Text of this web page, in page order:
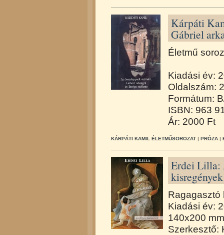
Kárpáti
Gábriel
Életmű
Kiadási év:
Oldalszám:
Formátum:
ISBN: 963
Ár: 2000 Ft
KÁRPÁTI KAMIL ÉLETMŰSOROZAT | PRÓZA |
Erdei Lilla:
kisregények
Ragagasztó
Kiadási év:
140x200
Szerkesztő: